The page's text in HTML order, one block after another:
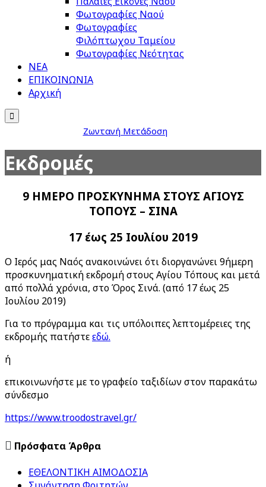
Φωτογραφίες Ναού
Φωτογραφίες
Φιλόπτωχου Ταμείου
Φωτογραφίες Νεότητας
ΝΕΑ
ΕΠΙΚΟΙΝΩΝΙΑ
Αρχική

Ζωντανή Μετάδοση
Εκδρομές
9 ΗΜΕΡΟ ΠΡΟΣΚΥΝΗΜΑ ΣΤΟΥΣ ΑΓΙΟΥΣ
ΤΟΠΟΥΣ – ΣΙΝΑ
17 έως 25 Ιουλίου 2019
Ο Ιερός μας Ναός ανακοινώνει ότι διοργανώνει 9ήμερη
προσκυνηματική εκδρομή στους Αγίου Τόπους και μετά
από πολλά χρόνια, στο Όρος Σινά. (από 17 έως 25
Ιουλίου 2019)
Για το πρόγραμμα και τις υπόλοιπες λεπτομέρειες της
εκδρομής πατήστεεδώ.
ή
επικοινωνήστε με το γραφείο ταξιδίων στον παρακάτω
σύνδεσμο
https://www.troodostravel.gr/
 Πρόσφατα Άρθρα
ΕΘΕΛΟΝΤΙΚΗ ΑΙΜΟΔΟΣΙΑ